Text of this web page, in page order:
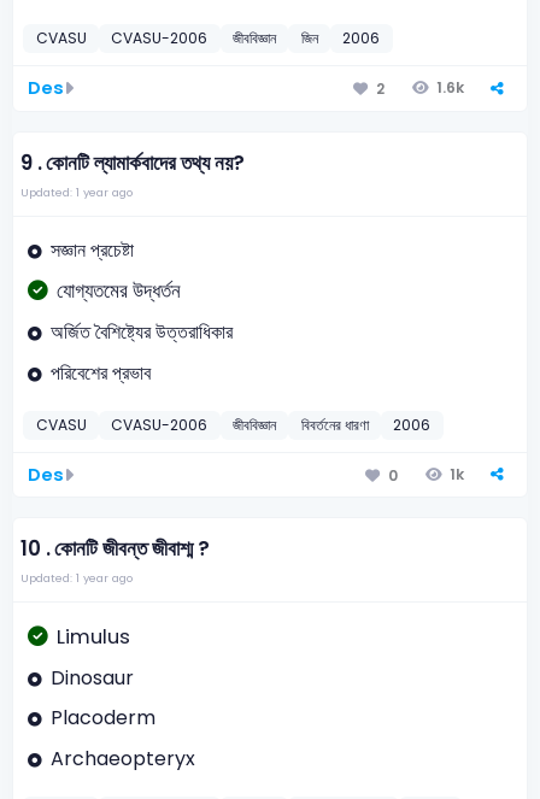
CVASU CVASU-2006 জীববিজ্ঞান জিন 2006
Des 2 1.6k
9 .কোনটি ল্যামার্কবাদের তথ্য নয়?
Updated: 1 year ago
সজ্ঞান প্রচেষ্টা
যোগ্যতমের উদ্ধর্তন
অর্জিত বৈশিষ্ট্যের উত্তরাধিকার
পরিবেশের প্রভাব
CVASU CVASU-2006 জীববিজ্ঞান বিবর্তনের ধারণা 2006
Des 0 1k
10 .কোনটি জীবন্ত জীবাশ্ম ?
Updated: 1 year ago
Limulus
Dinosaur
Placoderm
Archaeopteryx